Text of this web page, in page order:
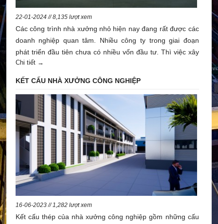
22-01-2024 // 8,135 lượt xem
Các công trình nhà xưởng nhỏ hiện nay đang rất được các
doanh nghiệp quan tâm. Nhiều công ty trong giai đoạn
phát triển đầu tiên chưa có nhiều vốn đầu tư. Thì việc xây
dựng các mẫu nhà xưởng nhỏ là giải pháp hợp lý nhất.
Các công trình này phổ biến ở nhiều loại công trình từ như:
may, sản xuất gỗ,… đối với nhiều doanh nghiệp họ luôn
mong muốn dù nhà xưởng quy mô lớn hay nhỏ, hoạt động
trong lĩnh vực gì thì nó vẫn phải đảm bảo hiệu quả hoạt
động, hiệu quả kinh tế tốt nhất.
Chi tiết →
KẾT CẤU NHÀ XƯỞNG CÔNG NGHIỆP
16-06-2023 // 1,282 lượt xem
Kết cấu thép của nhà xưởng công nghiệp gồm những cấu